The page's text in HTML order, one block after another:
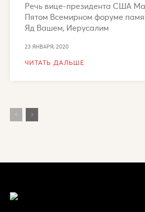
Речь вице-президента США
Пятом Всемирном форуме
Яд Вашем, Иерусалим
23 ЯНВАРЯ, 2020
ЧИТАТЬ ДАЛЬШЕ